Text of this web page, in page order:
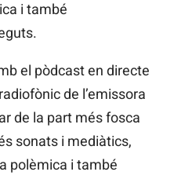
i també
el pòdcast en directe
de l’emissora
de la part més fosca
sonats i mediàtics,
polèmica i també